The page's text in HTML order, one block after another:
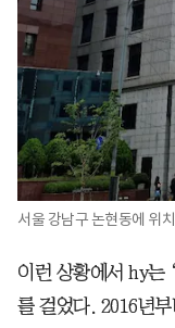
서울 강남구 논현동에 위
이런 상황에서 hy는
를 걸었다. 2016년